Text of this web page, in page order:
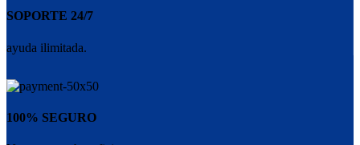
SOPORTE 24/7
ayuda ilimitada.
100% SEGURO